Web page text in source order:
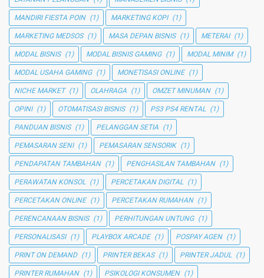
MANDIRI FIESTA POIN (1) MARKETING KOPI (1)
MARKETING MEDSOS (1) MASA DEPAN BISNIS (1) METERAI (1)
MODAL BISNIS (1) MODAL BISNIS GAMING (1) MODAL MINIM (1)
MODAL USAHA GAMING (1) MONETISASI ONLINE (1)
NICHE MARKET (1) OLAHRAGA (1) OMZET MINUMAN (1)
OPINI (1) OTOMATISASI BISNIS (1) PS3 PS4 RENTAL (1)
PANDUAN BISNIS (1) PELANGGAN SETIA (1)
PEMASARAN SENI (1) PEMASARAN SENSORIK (1)
PENDAPATAN TAMBAHAN (1) PENGHASILAN TAMBAHAN (1)
PERAWATAN KONSOL (1) PERCETAKAN DIGITAL (1)
PERCETAKAN ONLINE (1) PERCETAKAN RUMAHAN (1)
PERENCANAAN BISNIS (1) PERHITUNGAN UNTUNG (1)
PERSONALISASI (1) PLAYBOX ARCADE (1) POSPAY AGEN (1)
PRINT ON DEMAND (1) PRINTER BEKAS (1) PRINTER JADUL (1)
PRINTER RUMAHAN (1) PSIKOLOGI KONSUMEN (1)